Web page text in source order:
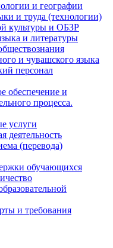
и географии
и труда (технологии)
культуры и ОБЗР
и литературы
и чувашского языка
персонал
обеспечение и
процесса.
услуги
деятельность
(перевода)
обучающихся
и требования